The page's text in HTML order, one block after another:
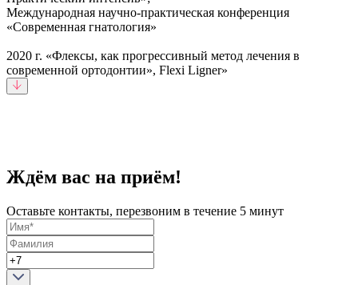
Международная научно-практическая конференция
«Современная гнатология»
2020 г. «Флексы, как прогрессивный метод лечения в
современной ортодонтии», Flexi Ligner»
Ждём вас на приём!
Оставьте контакты, перезвоним в течение 5 минут